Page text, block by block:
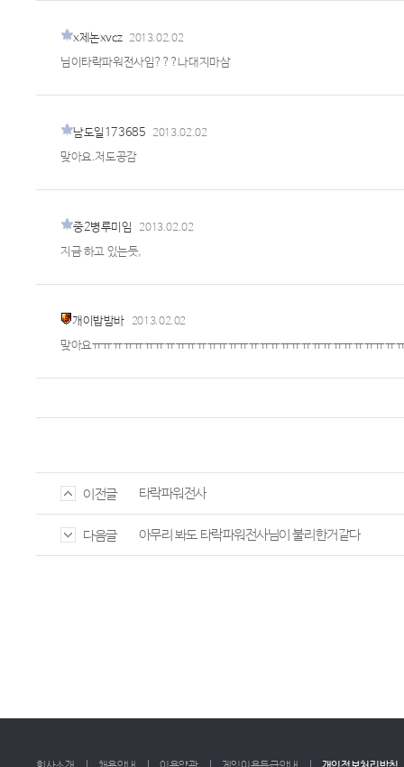
x제논xvcz 2013.02.02
님이타락파워전사임???나대지마삼
남도일173685 2013.02.02
맞아요.저도공감
중2병루미임 2013.02.02
지금 하고 있는듯,
개이밥밤바 2013.02.02
맞아요ㅠㅠㅠㅠㅠㅠㅠㅠㅠㅠㅠㅠㅠㅠㅠㅠㅠㅠㅠㅠㅠㅠㅠㅠㅠㅠㅠㅠㅠ
이전글 타락파워전사
다음글 아무리 봐도 타락파워전사님이 불리한거같다